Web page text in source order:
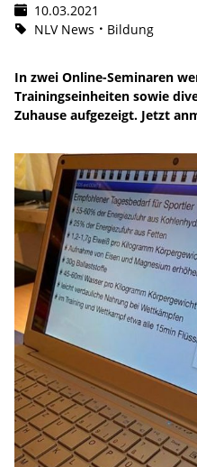
10.03.2021
NLV News
Bildung
In zwei Online-Seminaren
Trainingseinheiten sowie
Zuhause aufgezeigt. Jetzt